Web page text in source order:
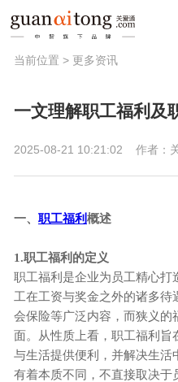
当前位置 > 更多资讯
一文理解职工福利及
2025-08-21 10:21:02 作者：
一、 职工福利概述
1.职工福利的定义
职工福利是企业为员工精心打
工在工资与奖金之外的诸多
会保险等广泛内容，而狭义
面。从性质上看，职工福利
与生活提供便利，并解决生活
有着本质不同，不直接取决于